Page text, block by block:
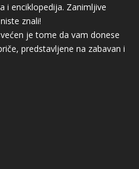
i enciklopedija. Zanimljive
znali!
je tome da vam donese
predstavljene na zabavan i